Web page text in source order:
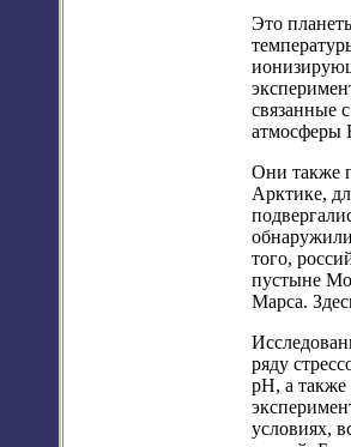
Это
связанные
атмосферы
Они также
Арктике,
того,
пустыне
Марса.
ряду
pH, а
условиях,